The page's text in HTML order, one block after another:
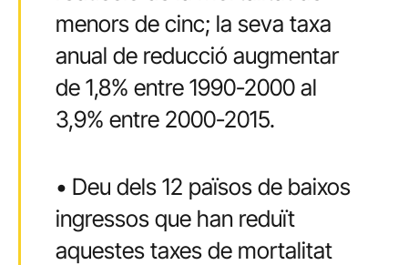
menors de cinc; la seva taxa
anual de reducció augmentar
de 1,8% entre 1990-2000 al
3,9% entre 2000-2015.
• Deu dels 12 països de baixos
ingressos que han reduït
aquestes taxes de mortalitat